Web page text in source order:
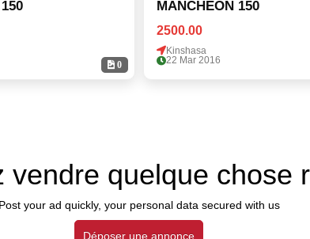
0
MANCHEON 150
2500.00
Kinshasa
22 Mar 2016
vendre quelque chose
Post your ad quickly, your personal data secured with us
Déposer une annonce